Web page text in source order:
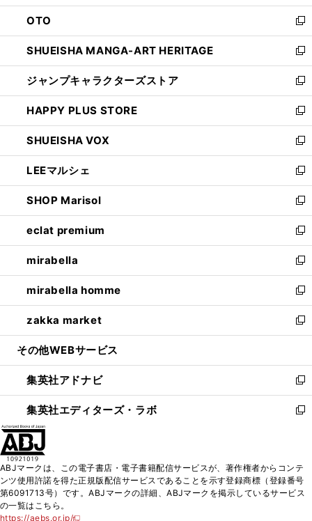
ウ
で
開
く
ン
ド
ウ
で
開
く
OTO
新
し
い
ウ
ィ
ン
ド
ウ
で
開
く
SHUEISHA MANGA-ART HERITAGE
新
し
い
ウ
ィ
ン
ド
ウ
で
開
く
ジャンプキャラクターズストア
新
し
い
ウ
ィ
ン
ド
ウ
で
開
く
HAPPY PLUS STORE
新
し
い
ウ
ィ
ン
ド
ウ
で
開
く
SHUEISHA VOX
新
し
い
ウ
ィ
ン
ド
ウ
で
開
く
LEEマルシェ
新
し
い
ウ
ィ
ン
ド
ウ
で
開
く
SHOP Marisol
新
し
い
ウ
ィ
ン
ド
ウ
で
開
eclat premium
新
し
い
ウ
ィ
ン
ド
ウ
開
く
mirabella
新
し
い
ウ
ィ
ン
ウ
で
開
く
mirabella homme
新
し
い
ウ
ン
ド
ウ
で
zakka market
新
し
ウ
ィ
ン
ド
く
その他WEBサービス
集英社アドナビ
新
し
い
ド
ウ
で
集英社エディターズ・ラボ
新
ィ
ン
ド
ABJマークは、この電子書店・電子書籍配信サービスが、著作権者からコンテ
ンツ使用許諾を得た正規版配信サービスであることを示す登録商標（登録番号
第6091713号）です。ABJマークの詳細、ABJマークを掲示しているサービス
の一覧はこちら。
https://aebs.or.jp/